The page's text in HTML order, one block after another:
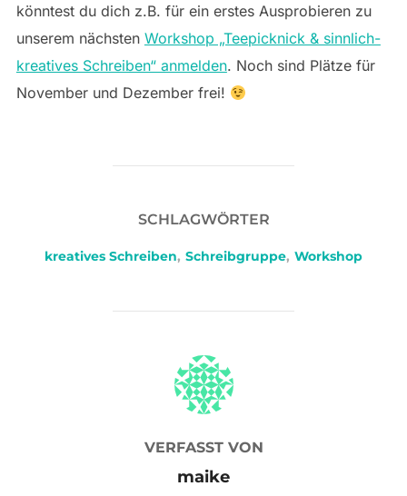
könntest du dich z.B. für ein erstes Ausprobieren zu
unserem nächsten Workshop „Teepicknick & sinnlich-
kreatives Schreiben“ anmelden. Noch sind Plätze für
November und Dezember frei!
SCHLAGWÖRTER
kreatives Schreiben, Schreibgruppe, Workshop
BEITRAGSAUTOR
VERFASST VON
maike